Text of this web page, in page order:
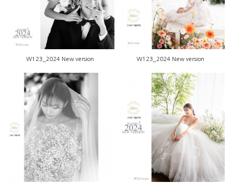
W123_2024 New version W123_2024 New version
W123_2024 New version W123_2024 New version